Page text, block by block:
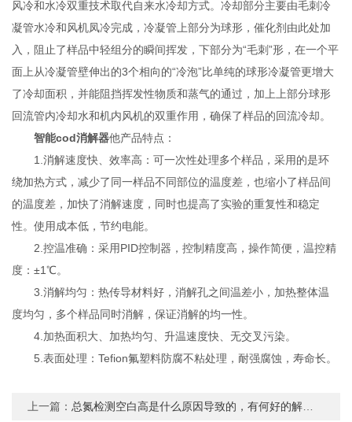
风冷和水冷双重技术取代自来水冷却方式。冷却部分主要由毛刺冷
凝管水冷和风机凤冷完成，冷凝管上部分为球形，催化剂由此处加
入，阻止了样品中轻组分的瞬间挥发，下部分为“毛刺”形，在一个平
面上从冷凝管壁伸出的3个相向的“冷泡”比单纯的球形冷凝管更增大
了冷却面积，并能阻挡挥发性物质和蒸气的通过，加上上部分球形
回流管内冷却水和机内风机的双重作用，确保了样品的回流冷却。
智能cod消解器他产品特点：
1.消解速度快、效率高：可一次性处理多个样品，采用的是环
绕加热方式，减少了同一样品不同部位的温度差，也缩小了样品间
的温度差，加快了消解速度，同时也提高了实验的重复性和稳定
性。使用成本低，节约电能。
2.控温准确：采用PID控制器，控制精度高，操作简便，温控精
度：±1℃。
3.消解均匀：热传导材料好，消解孔之间温差小，加热整体温
度均匀，多个样品同时消解，保证消解的均一性。
4.加热面积大、加热均匀、升温速度快、无交叉污染。
5.表面处理：Tefion氟塑料防腐不粘处理，耐强腐蚀，寿命长。
上一篇：总氮检测空白高是什么原因导致的，有何好的解决方法?